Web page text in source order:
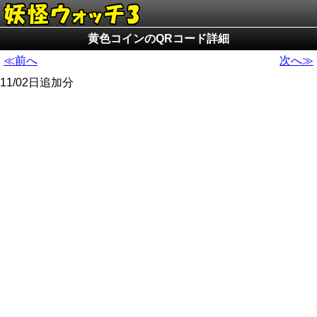
黄色コインのQRコード詳細
≪前へ
次へ≫
11/02日追加分